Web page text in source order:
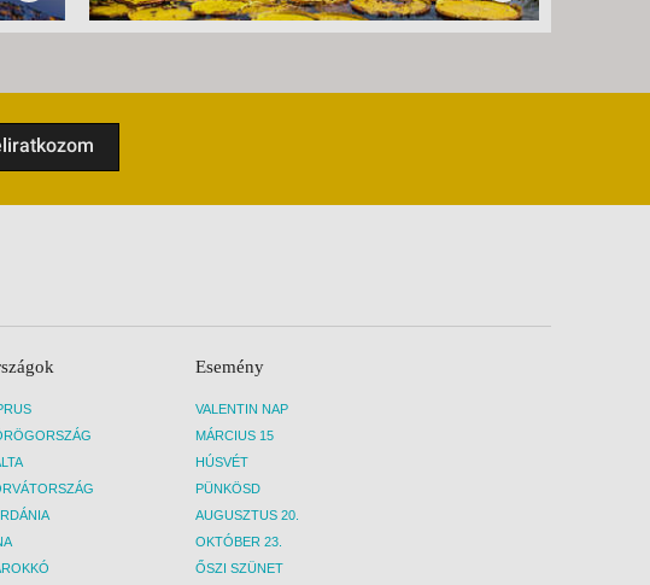
Esemény
VALENTIN NAP
MÁRCIUS 15
HÚSVÉT
PÜNKÖSD
AUGUSZTUS 20.
OKTÓBER 23.
ŐSZI SZÜNET